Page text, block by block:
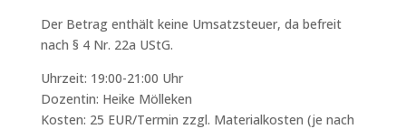
Der Betrag enthält keine Umsatzsteuer, da befreit
nach § 4 Nr. 22a UStG.
Uhrzeit: 19:00-21:00 Uhr
Dozentin: Heike Mölleken
Kosten: 25 EUR/Termin zzgl. Materialkosten (je nach